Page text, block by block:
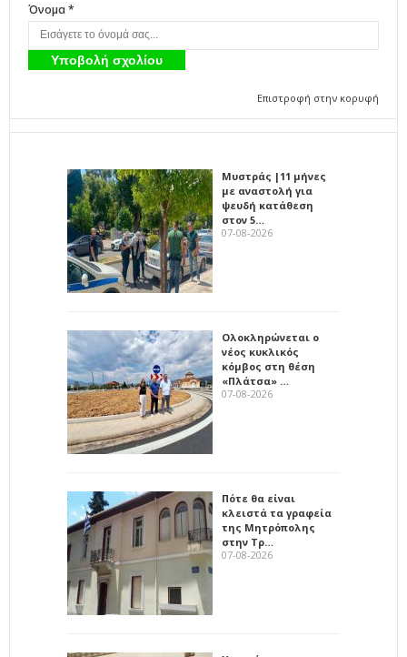
Όνομα *
Επιστροφή στην κορυφή
Μυστράς |11 μήνες
με αναστολή για
ψευδή κατάθεση
στον 5…
07-08-2026
Ολοκληρώνεται ο
νέος κυκλικός
κόμβος στη θέση
«Πλάτσα» …
07-08-2026
Πότε θα είναι
κλειστά τα γραφεία
της Μητρόπολης
στην Τρ…
07-08-2026